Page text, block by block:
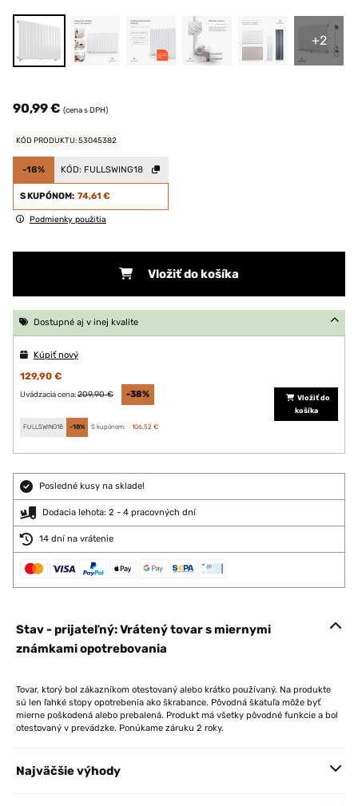
+2
90,99 € (cena s DPH)
KÓD PRODUKTU: 53045382
-18% KÓD: FULLSWING18
S KUPÓNOM: 74,61 €
Podmienky použitia
Vložiť do košíka
Dostupné aj v inej kvalite
Kúpiť nový
129,90 €
Uvádzacia cena:209,90 € -38%
FULLSWING18 -18% S kupónom: 106,52 €
Vložiť do
košíka
Posledné kusy na sklade!
Dodacia lehota: 2 - 4 pracovných dní
14 dní na vrátenie
Stav - prijateľný: Vrátený tovar s miernymi
známkami opotrebovania
Tovar, ktorý bol zákazníkom otestovaný alebo krátko používaný. Na produkte
sú len ľahké stopy opotrebenia ako škrabance. Pôvodná škatuľa môže byť
mierne poškodená alebo prebalená. Produkt má všetky pôvodné funkcie a bol
otestovaný v prevádzke. Ponúkame záruku 2 roky.
Najväčšie výhody